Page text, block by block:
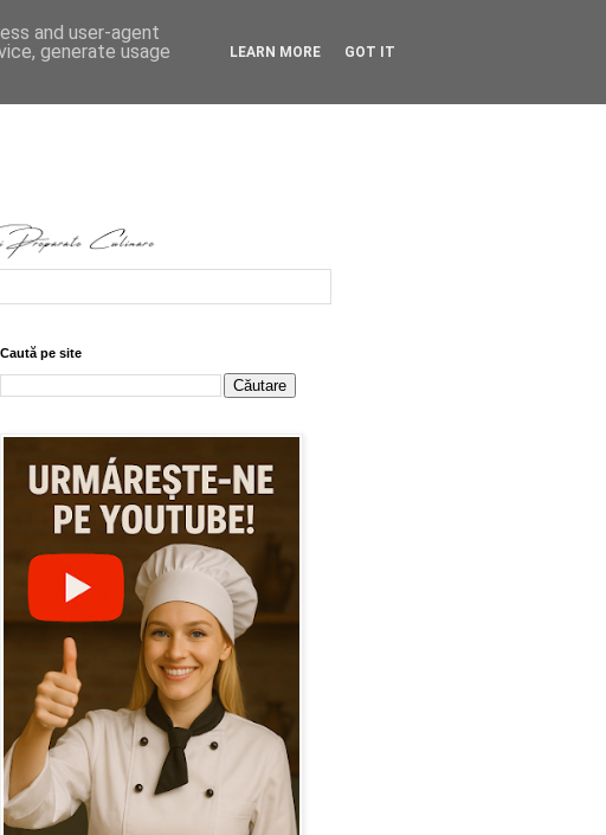
Caută pe site
and user-agent
generate usage
LEARN MORE GOT IT